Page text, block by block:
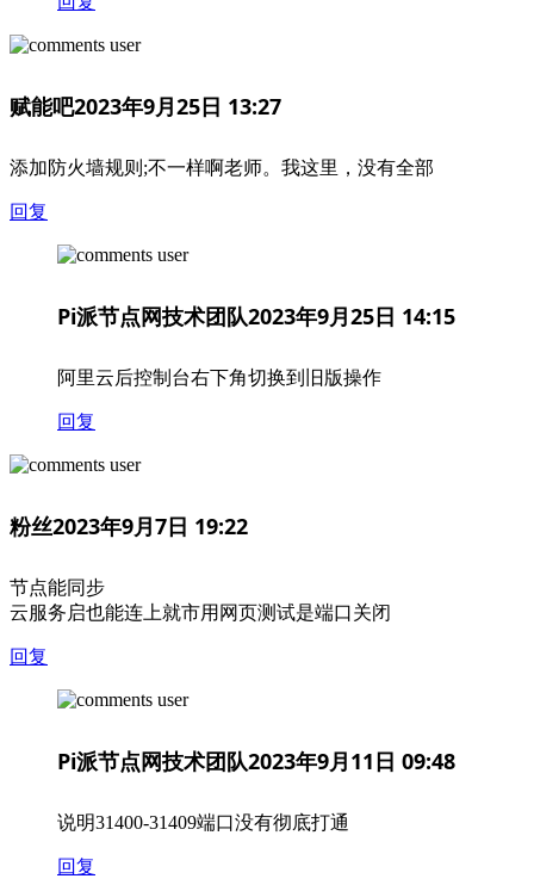
赋能吧2023年9月25日 13:27
添加防火墙规则;不一样啊老师。我这里，没有全部
回复
Pi派节点网技术团队2023年9月25日 14:15
阿里云后控制台右下角切换到旧版操作
回复
粉丝2023年9月7日 19:22
节点能同步
云服务启也能连上就市用网页测试是端口关闭
回复
Pi派节点网技术团队2023年9月11日 09:48
说明31400-31409端口没有彻底打通
回复